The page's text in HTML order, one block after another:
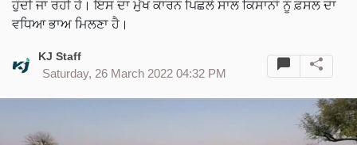
ਹੁੰਦੀ ਜਾ ਰਹੀ ਹੈ। ਇਸ ਦਾ ਮੁੱਖ ਕਾਰਨ ਪਿਛਲੇ ਸਾਲ ਕਿਸਾਨਾਂ ਨੂੰ ਫ਼ਸਲ ਦਾ
ਵਧਿਆ ਭਾਅ ਮਿਲਣਾ ਹੈ।
KJ Staff
Saturday, 26 March 2022 04:32 PM